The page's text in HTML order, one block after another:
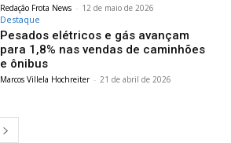
Redação Frota News - 12 de maio de 2026
Destaque
Pesados elétricos e gás avançam
para 1,8% nas vendas de caminhões
e ônibus
Marcos Villela Hochreiter - 21 de abril de 2026